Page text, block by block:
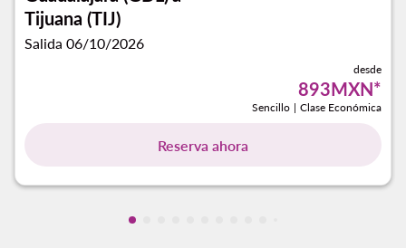
Tijuana (TIJ)
Salida 06/10/2026
desde
893MXN*
Sencillo | Clase Económica
Reserva ahora
Mostrando cmp-pagination-showing-